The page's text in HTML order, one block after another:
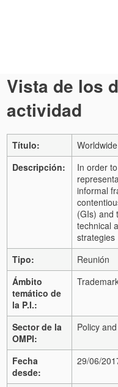
Vista de los
actividad
Título:
Descripción:
In order
informal
(GIs) and
technical
strategies
Tipo:
Reunión
Ámbito
temático de
la P.I.:
Sector de la
OMPI:
Policy
Fecha
desde:
29/06/